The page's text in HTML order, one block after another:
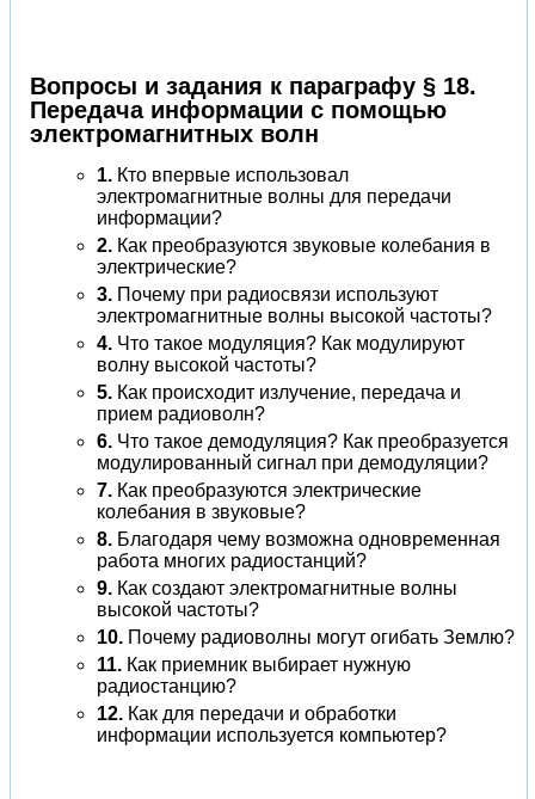
Вопросы и задания к параграфу § 18.
Передача информации с помощью
электромагнитных волн
1. Кто впервые использовал
электромагнитные волны для передачи
информации?
2. Как преобразуются звуковые колебания в
электрические?
3. Почему при радиосвязи используют
электромагнитные волны высокой частоты?
4. Что такое модуляция? Как модулируют
волну высокой частоты?
5. Как происходит излучение, передача и
прием радиоволн?
6. Что такое демодуляция? Как преобразуется
модулированный сигнал при демодуляции?
7. Как преобразуются электрические
колебания в звуковые?
8. Благодаря чему возможна одновременная
работа многих радиостанций?
9. Как создают электромагнитные волны
высокой частоты?
10. Почему радиоволны могут огибать Землю?
11. Как приемник выбирает нужную
радиостанцию?
12. Как для передачи и обработки
информации используется компьютер?